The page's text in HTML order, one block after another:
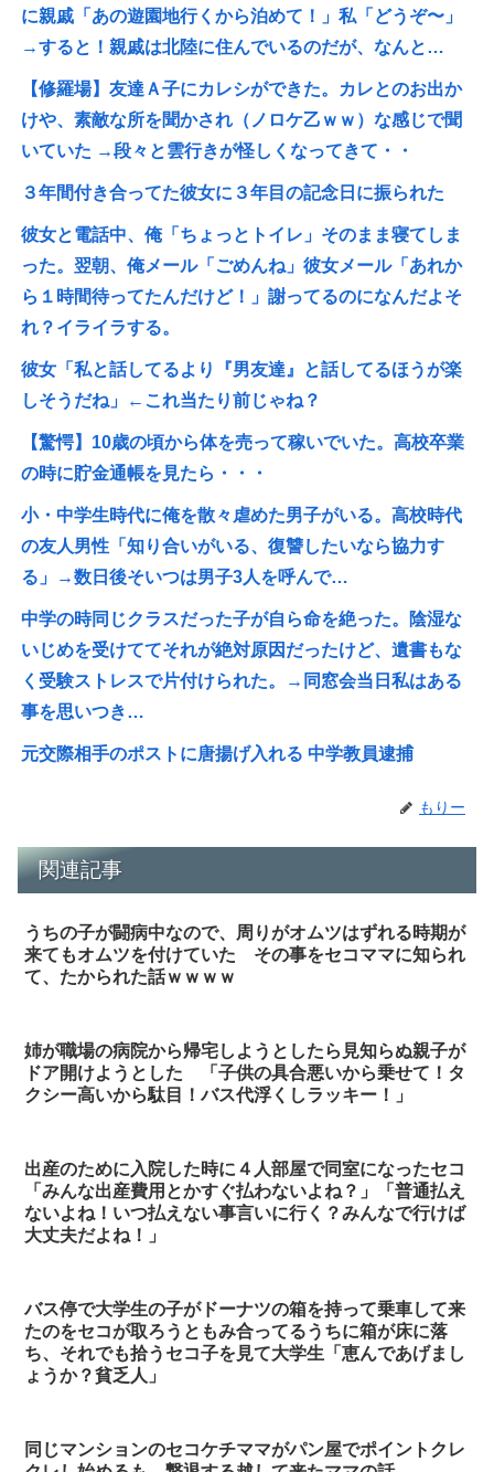
に親戚「あの遊園地行くから泊めて！」私「どうぞ〜」
→すると！親戚は北陸に住んでいるのだが、なんと…
【修羅場】友達Ａ子にカレシができた。カレとのお出か
けや、素敵な所を聞かされ（ノロケ乙ｗｗ）な感じで聞
いていた →段々と雲行きが怪しくなってきて・・
３年間付き合ってた彼女に３年目の記念日に振られた
彼女と電話中、俺「ちょっとトイレ」そのまま寝てしま
った。翌朝、俺メール「ごめんね」彼女メール「あれか
ら１時間待ってたんだけど！」謝ってるのになんだよそ
れ？イライラする。
彼女「私と話してるより『男友達』と話してるほうが楽
しそうだね」←これ当たり前じゃね？
【驚愕】10歳の頃から体を売って稼いでいた。高校卒業
の時に貯金通帳を見たら・・・
小・中学生時代に俺を散々虐めた男子がいる。高校時代
の友人男性「知り合いがいる、復讐したいなら協力す
る」→数日後そいつは男子3人を呼んで…
中学の時同じクラスだった子が自ら命を絶った。陰湿な
いじめを受けててそれが絶対原因だったけど、遺書もな
く受験ストレスで片付けられた。→同窓会当日私はある
事を思いつき…
元交際相手のポストに唐揚げ入れる 中学教員逮捕
もりー
関連記事
うちの子が闘病中なので、周りがオムツはずれる時期が
来てもオムツを付けていた その事をセコママに知られ
て、たかられた話ｗｗｗｗ
姉が職場の病院から帰宅しようとしたら見知らぬ親子が
ドア開けようとした 「子供の具合悪いから乗せて！タ
クシー高いから駄目！バス代浮くしラッキー！」
出産のために入院した時に４人部屋で同室になったセコ
「みんな出産費用とかすぐ払わないよね？」「普通払え
ないよね！いつ払えない事言いに行く？みんなで行けば
大丈夫だよね！」
バス停で大学生の子がドーナツの箱を持って乗車して来
たのをセコが取ろうともみ合ってるうちに箱が床に落
ち、それでも拾うセコ子を見て大学生「恵んであげまし
ょうか？貧乏人」
同じマンションのセコケチママがパン屋でポイントクレ